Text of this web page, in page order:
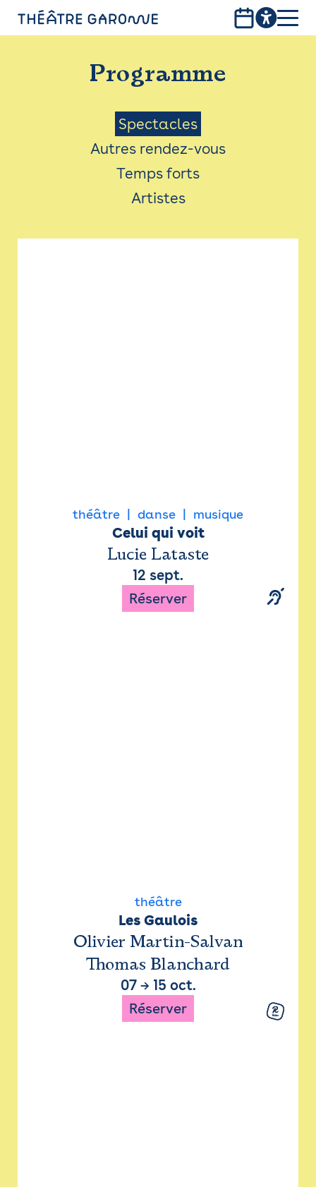
PROGRAMME
INFOS PRATIQUES
AVEC LES PUBLICS
ACCESSIBILITÉ
LES PRODUCTIONS
Programme
Menu
Saison
Spectacles
Autres rendez-vous
Temps forts
Artistes
théâtre danse musique
Celui qui voit
Lucie Lataste
12 sept.
Réserver
théâtre
Les Gaulois
Olivier Martin-Salvan
Thomas Blanchard
07→ 15 oct.
Réserver